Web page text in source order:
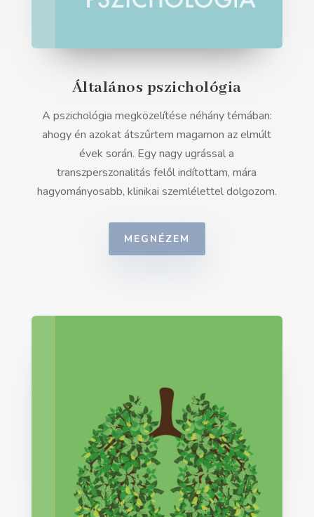
Általános pszichológia
A pszichológia megközelítése néhány témában:
ahogy én azokat átszűrtem magamon az elmúlt
évek során. Egy nagy ugrással a
transzperszonalitás felől indítottam, mára
hagyományosabb, klinikai szemlélettel dolgozom.
MEGNÉZEM